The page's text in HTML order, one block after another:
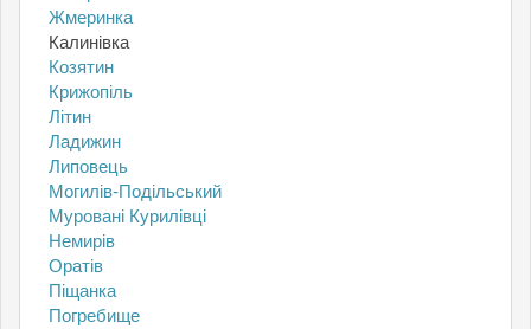
Жмеринка
Калинівка
Козятин
Крижопіль
Літин
Ладижин
Липовець
Могилів-Подільський
Муровані Курилівці
Немирів
Оратів
Піщанка
Погребище